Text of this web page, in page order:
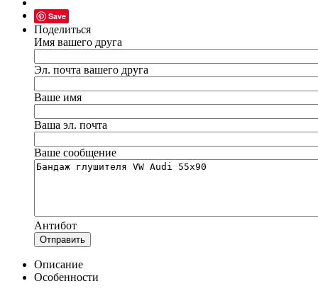
Save
Поделиться
Имя вашего друга
Эл. почта вашего друга
Ваше имя
Ваша эл. почта
Ваше сообщение
Антибот
Отправить
Описание
Особенности